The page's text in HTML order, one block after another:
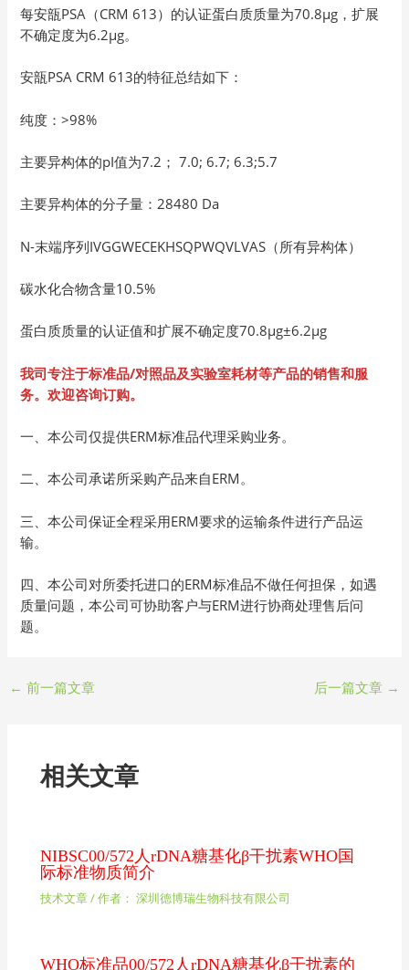
每安瓿PSA（CRM 613）的认证蛋白质质量为70.8µg，扩展
不确定度为6.2µg。
安瓿PSA CRM 613的特征总结如下：
纯度：>98%
主要异构体的pI值为7.2； 7.0; 6.7; 6.3;5.7
主要异构体的分子量：28480 Da
N-末端序列IVGGWECEKHSQPWQVLVAS（所有异构体）
碳水化合物含量10.5%
蛋白质质量的认证值和扩展不确定度70.8µg±6.2µg
我司专注于标准品/对照品及实验室耗材等产品的销售和服
务。欢迎咨询订购。
一、本公司仅提供ERM标准品代理采购业务。
二、本公司承诺所采购产品来自ERM。
三、本公司保证全程采用ERM要求的运输条件进行产品运
输。
四、本公司对所委托进口的ERM标准品不做任何担保，如遇
质量问题，本公司可协助客户与ERM进行协商处理售后问
题。
← 前一篇文章 后一篇文章 →
相关文章
NIBSC00/572人rDNA糖基化β干扰素WHO国
际标准物质简介
技术文章/ 作者： 深圳德博瑞生物科技有限公司
WHO标准品00/572人rDNA糖基化β干扰素的